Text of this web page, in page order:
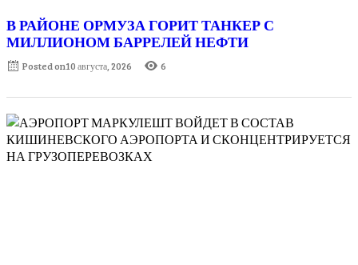
В РАЙОНЕ ОРМУЗА ГОРИТ ТАНКЕР С
МИЛЛИОНОМ БАРРЕЛЕЙ НЕФТИ
Posted on10 августа, 2026 6